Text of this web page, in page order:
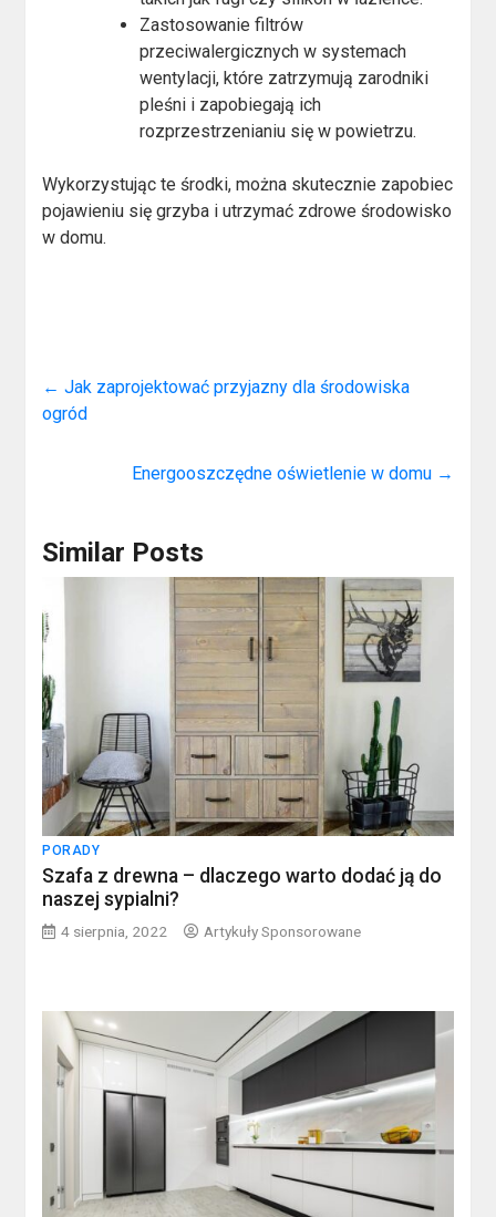
Zastosowanie filtrów
przeciwalergicznych w systemach
wentylacji, które zatrzymują zarodniki
pleśni i zapobiegają ich
rozprzestrzenianiu się w powietrzu.
Wykorzystując te środki, można skutecznie zapobiec
pojawieniu się grzyba i utrzymać zdrowe środowisko
w domu.
← Jak zaprojektować przyjazny dla środowiska
ogród
Energooszczędne oświetlenie w domu →
Similar Posts
PORADY
Szafa z drewna – dlaczego warto dodać ją do
naszej sypialni?
4 sierpnia, 2022 Artykuły Sponsorowane